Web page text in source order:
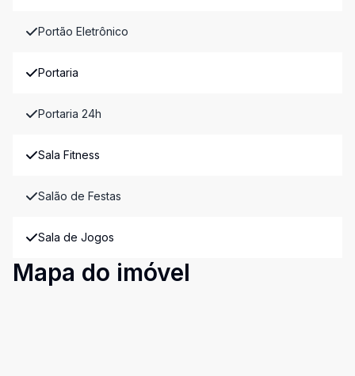
Portão Eletrônico
Portaria
Portaria 24h
Sala Fitness
Salão de Festas
Sala de Jogos
Mapa do imóvel